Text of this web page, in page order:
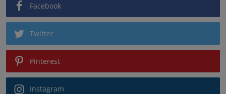
Facebook
Twitter
Pinterest
Instagram